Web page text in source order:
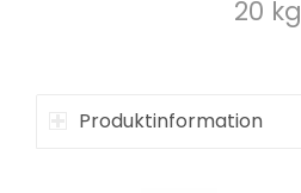
20 kg
Produktinformation